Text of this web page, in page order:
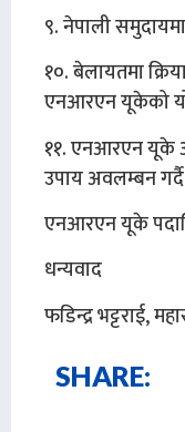
९. नेपाली
१०. बेलायतमा
एनआरएन यूकेको यो
११. एनआरएन यूके
उपाय अवलम्बन
एनआरएन यूके
धन्यवाद
फडिन्द्र भट्टराई,
SHARE: